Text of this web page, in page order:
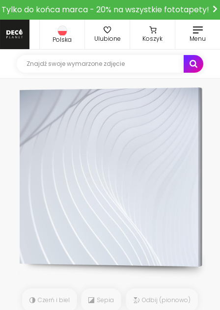
Tylko do końca marca - 20% na wszystkie fototapety!
Polska Ulubione Koszyk Menu
Czerń i biel Sepia Odbij (pionowo)